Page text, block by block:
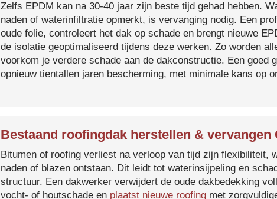
Zelfs EPDM kan na 30-40 jaar zijn beste tijd gehad hebben.
naden of waterinfiltratie opmerkt, is vervanging nodig. Een
oude folie, controleert het dak op schade en brengt nieuwe
de isolatie geoptimaliseerd tijdens deze werken. Zo worden
voorkom je verdere schade aan de dakconstructie. Een goed
opnieuw tientallen jaren bescherming, met minimale kans op
Bestaand roofingdak herstellen & vervangen
Bitumen of roofing verliest na verloop van tijd zijn flexibiliteit,
naden of blazen ontstaan. Dit leidt tot waterinsijpeling en
structuur. Een dakwerker verwijdert de oude dakbedekking
vocht- of houtschade en plaatst nieuwe roofing met